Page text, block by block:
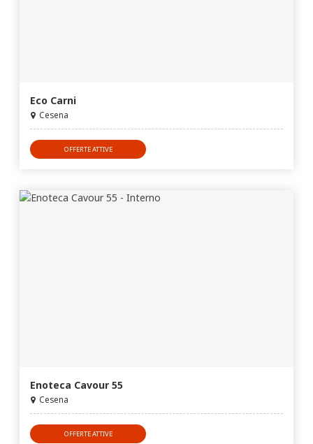
Eco Carni
Cesena
OFFERTE ATTIVE
Enoteca Cavour 55
Cesena
OFFERTE ATTIVE